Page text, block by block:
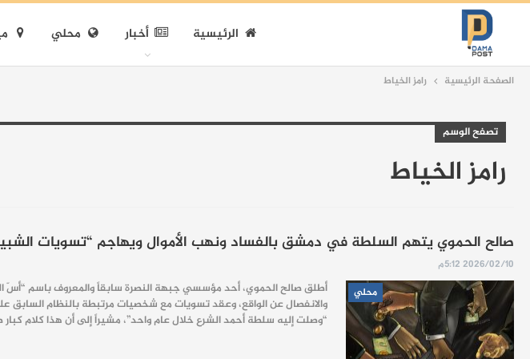
الرئيسية أخبار محلي
الصفحة الرئيسية رامز الخياط
تصفح الوسم
رامز الخياط
صالح الحموي يتهم السلطة في دمشق بالفساد ونهب الأموال ويهاجم “تسويات
2026/02/10 5:12م
محلي
أطلق صالح الحموي، أحد مؤسسي جبهة النصرة سابقاً والمعروف باسم “أسّ
والانفصال عن الواقع، وعقد تسويات مع شخصيات مرتبطة بالنظام
“وصلت إليه سلطة أحمد الشرع خلال عام واحد”، مشيراً إلى أن هذا كلام